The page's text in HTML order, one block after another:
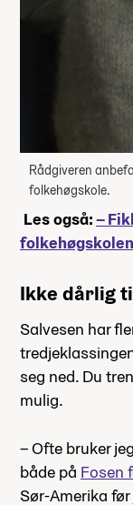
Rådgiveren
folkehøgskole.
Les også:–
folkehøgskolen
Ikke dårlig
Salvesen har
seg ned. Du
mulig.
– Ofte bruker
både på Fosen
Sør-Amerika